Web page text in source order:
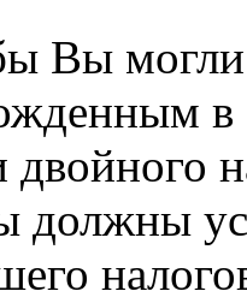
Вы
в
двойного
должны